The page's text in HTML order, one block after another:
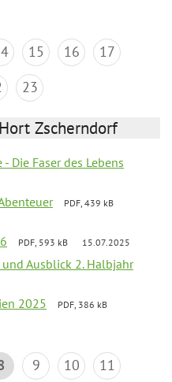
15 16
17
23
Zscherndorf
Die Faser des Lebens
PDF, 439 kB
PDF, 593 kB 15.07.2025
Ausblick 2. Halbjahr
2025
PDF, 386 kB
9 10
11